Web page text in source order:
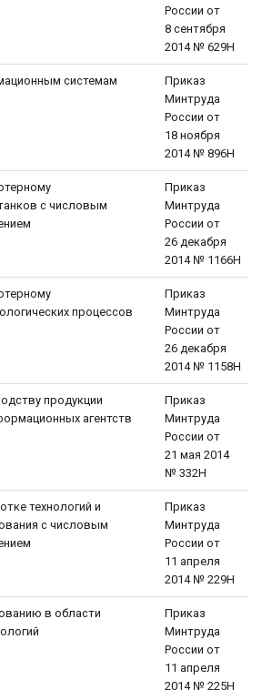
России от
8 сентября
2014 № 629Н
системам
Приказ
Минтруда
России от
18 ноября
2014 № 896Н
с числовым
Приказ
Минтруда
России от
26 декабря
2014 № 1166Н
процессов
Приказ
Минтруда
России от
26 декабря
2014 № 1158Н
продукции
агентств
Приказ
Минтруда
России от
21 мая 2014
№ 332Н
технологий и
с числовым
Приказ
Минтруда
России от
11 апреля
2014 № 229Н
в области
Приказ
Минтруда
России от
11 апреля
2014 № 225Н